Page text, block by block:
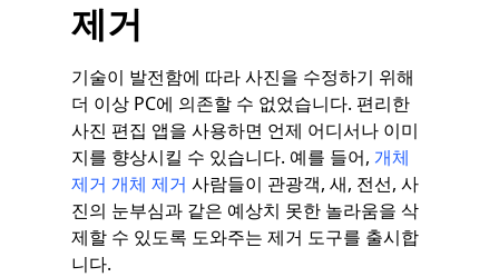
제거
기술이 발전함에 따라 사진을 수정하기 위해
더 이상 PC에 의존할 수 없었습니다. 편리한
사진 편집 앱을 사용하면 언제 어디서나 이미
지를 향상시킬 수 있습니다. 예를 들어, 개체
제거 개체 제거 사람들이 관광객, 새, 전선, 사
진의 눈부심과 같은 예상치 못한 놀라움을 삭
제할 수 있도록 도와주는 제거 도구를 출시합
니다.